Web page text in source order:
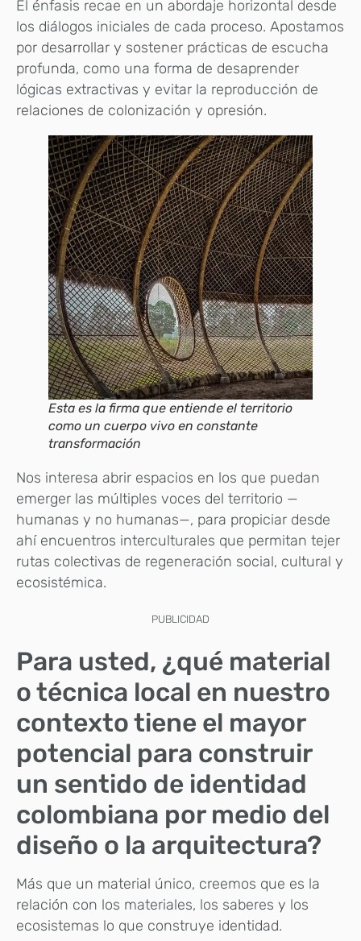
El énfasis recae en un abordaje horizontal desde
los diálogos iniciales de cada proceso. Apostamos
por desarrollar y sostener prácticas de escucha
profunda, como una forma de desaprender
lógicas extractivas y evitar la reproducción de
relaciones de colonización y opresión.
Esta es la firma que entiende el territorio
como un cuerpo vivo en constante
transformación
Nos interesa abrir espacios en los que puedan
emerger las múltiples voces del territorio —
humanas y no humanas—, para propiciar desde
ahí encuentros interculturales que permitan tejer
rutas colectivas de regeneración social, cultural y
ecosistémica.
PUBLICIDAD
Para usted, ¿qué material
o técnica local en nuestro
contexto tiene el mayor
potencial para construir
un sentido de identidad
colombiana por medio del
diseño o la arquitectura?
Más que un material único, creemos que es la
relación con los materiales, los saberes y los
ecosistemas lo que construye identidad.